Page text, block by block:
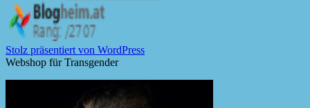
Stolz präsentiert von WordPress
Webshop für Transgender